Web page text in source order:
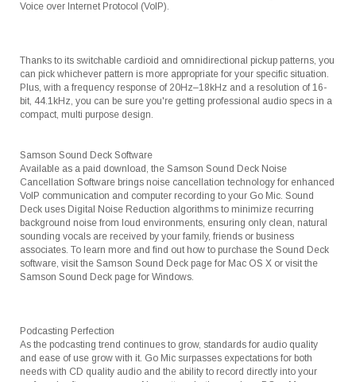
Voice over Internet Protocol (VoIP).
Thanks to its switchable cardioid and omnidirectional pickup patterns, you
can pick whichever pattern is more appropriate for your specific situation.
Plus, with a frequency response of 20Hz–18kHz and a resolution of 16-
bit, 44.1kHz, you can be sure you're getting professional audio specs in a
compact, multi purpose design.
Samson Sound Deck Software
Available as a paid download, the Samson Sound Deck Noise
Cancellation Software brings noise cancellation technology for enhanced
VoIP communication and computer recording to your Go Mic. Sound
Deck uses Digital Noise Reduction algorithms to minimize recurring
background noise from loud environments, ensuring only clean, natural
sounding vocals are received by your family, friends or business
associates. To learn more and find out how to purchase the Sound Deck
software, visit the Samson Sound Deck page for Mac OS X or visit the
Samson Sound Deck page for Windows.
Podcasting Perfection
As the podcasting trend continues to grow, standards for audio quality
and ease of use grow with it. Go Mic surpasses expectations for both
needs with CD quality audio and the ability to record directly into your